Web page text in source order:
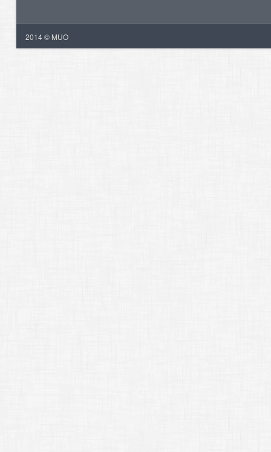
2014 © MUO